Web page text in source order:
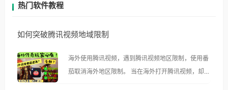
热门软件教程
如何突破腾讯视频地域限制
海外使用腾讯视频，遇到腾讯视频地区限制，使用番
茄取消海外地区限制。 当在海外打开腾讯视频，却突